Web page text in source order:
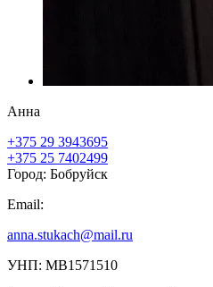
Анна
+375 29 3943695
+375 25 7402499
Город: Бобруйск
Email:
anna.stukach@mail.ru
УНП: МВ1571510